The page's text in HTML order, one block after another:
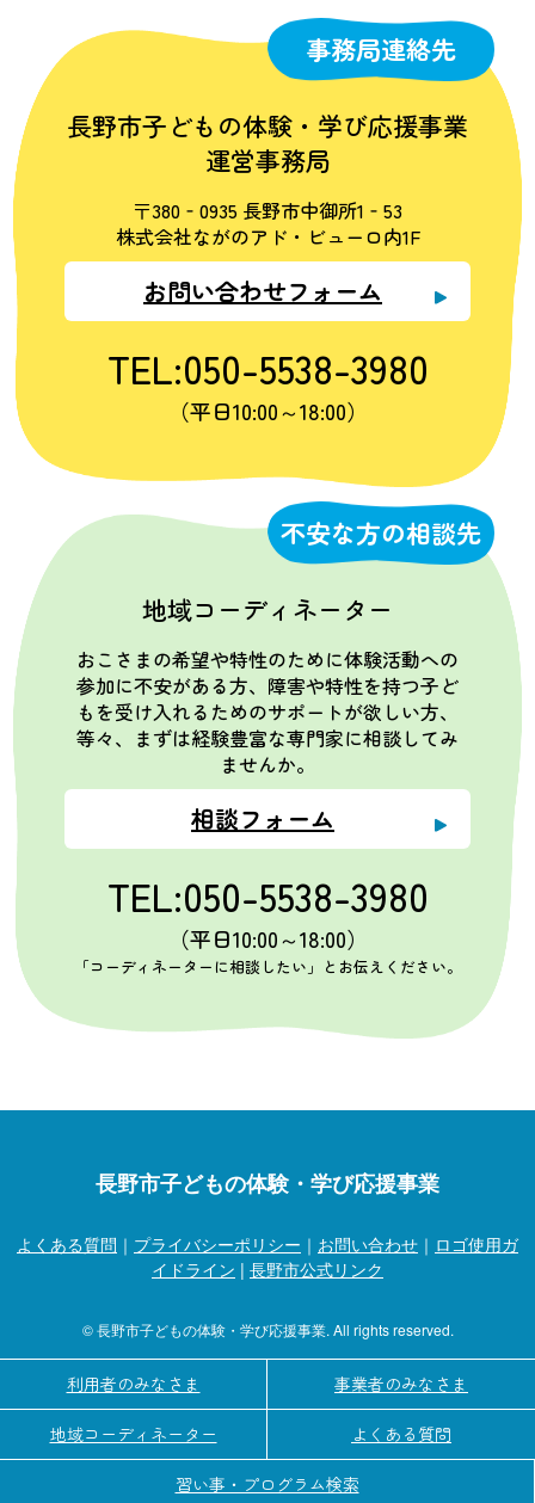
事務局連絡先
長野市子どもの体験・学び応援事業
運営事務局
〒380‐0935 長野市中御所1‐53
株式会社ながのアド・ビューロ内1F
お問い合わせフォーム
TEL:050-5538-3980
（平日10:00～18:00）
不安な方の相談先
地域コーディネーター
おこさまの希望や特性のために体験活動への
参加に不安がある方、障害や特性を持つ子ど
もを受け入れるためのサポートが欲しい方、
等々、まずは経験豊富な専門家に相談してみ
ませんか。
相談フォーム
TEL:050-5538-3980
（平日10:00～18:00）
「コーディネーターに相談したい」とお伝えください。
長野市子どもの体験・学び応援事業
よくある質問 ｜ プライバシーポリシー ｜ お問い合わせ ｜ ロゴ使用ガ
イドライン | 長野市公式リンク
© 長野市子どもの体験・学び応援事業. All rights reserved.
利用者のみなさま 事業者のみなさま
地域コーディネーター よくある質問
習い事・プログラム検索